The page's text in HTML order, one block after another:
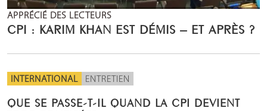
APPRÉCIÉ DES LECTEURS
CPI : KARIM KHAN EST DÉMIS – ET APRÈS ?
INTERNATIONAL ENTRETIEN
QUE SE PASSE-T-IL QUAND LA CPI DEVIENT